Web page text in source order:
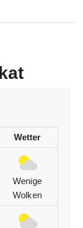
Wetter
Wenige
Wolken